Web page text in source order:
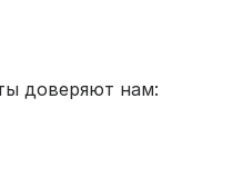
доверяют нам: